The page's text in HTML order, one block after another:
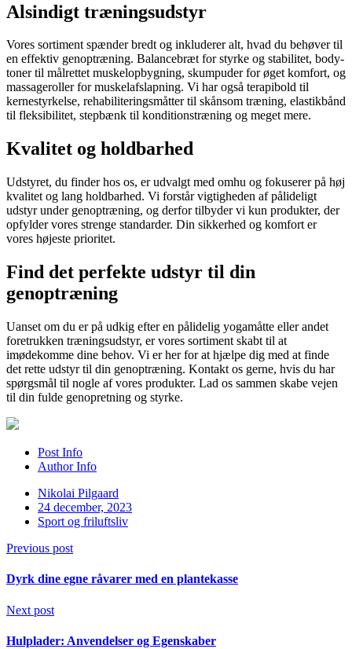
Alsindigt træningsudstyr
Vores sortiment spænder bredt og inkluderer alt, hvad du behøver til
en effektiv genoptræning. Balancebræt for styrke og stabilitet, body-
toner til målrettet muskelopbygning, skumpuder for øget komfort, og
massageroller for muskelafslapning. Vi har også terapibold til
kernestyrkelse, rehabiliteringsmåtter til skånsom træning, elastikbånd
til fleksibilitet, stepbænk til konditionstræning og meget mere.
Kvalitet og holdbarhed
Udstyret, du finder hos os, er udvalgt med omhu og fokuserer på høj
kvalitet og lang holdbarhed. Vi forstår vigtigheden af pålideligt
udstyr under genoptræning, og derfor tilbyder vi kun produkter, der
opfylder vores strenge standarder. Din sikkerhed og komfort er
vores højeste prioritet.
Find det perfekte udstyr til din
genoptræning
Uanset om du er på udkig efter en pålidelig yogamåtte eller andet
foretrukken træningsudstyr, er vores sortiment skabt til at
imødekomme dine behov. Vi er her for at hjælpe dig med at finde
det rette udstyr til din genoptræning. Kontakt os gerne, hvis du har
spørgsmål til nogle af vores produkter. Lad os sammen skabe vejen
til din fulde genopretning og styrke.
Post Info
Author Info
Nikolai Pilgaard
24 december, 2023
Sport og friluftsliv
Previous post
Dyrk dine egne råvarer med en plantekasse
Next post
Hulplader: Anvendelser og Egenskaber